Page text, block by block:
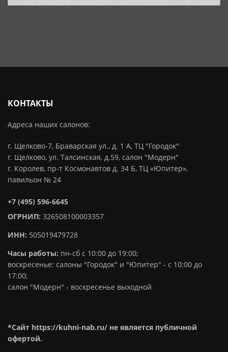
КОНТАКТЫ
Адреса наших салонов:
г. Щелково-7, Браварская ул., д. 1 А, ТЦ "Городок"
г. Щелково, ул. Талсинская, д.59, салон "Модерн"
г. Королев, пр-т Космонавтов д. 34 Б, ТЦ «Юпитер»,
павильон № 24
+7 (495) 596-6645
ОГРНИП: 326508100003357
ИНН: 505019479728
Часы работы: пн-сб с 10:00 до 19:00;
воскресенье: салоны "Городок" и "Юпитер" - с 10:00 до
17:00;
салон "Модерн" - воскресенье выходной
*Сайт https://kuhni-nab.ru/ не является публичной
офертой.